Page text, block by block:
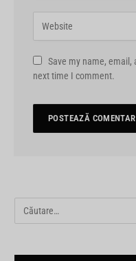
Save my name, email,
next time I comment.